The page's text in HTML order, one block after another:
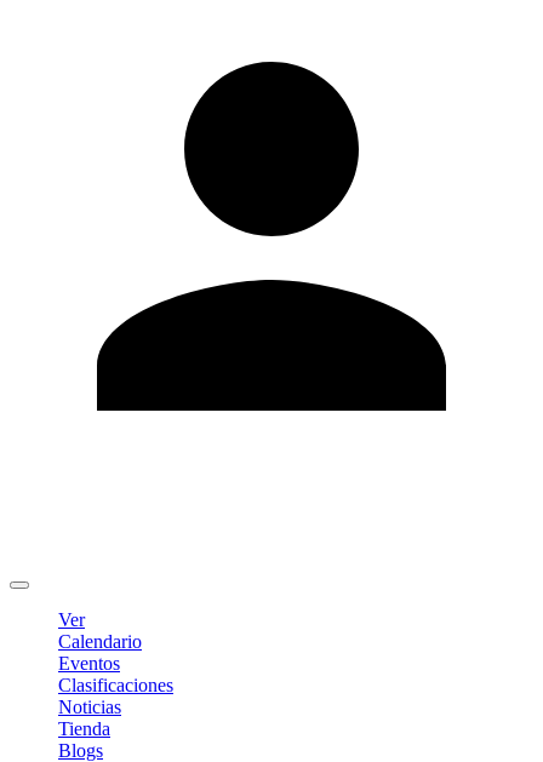
Ver
Calendario
Eventos
Clasificaciones
Noticias
Tienda
Blogs